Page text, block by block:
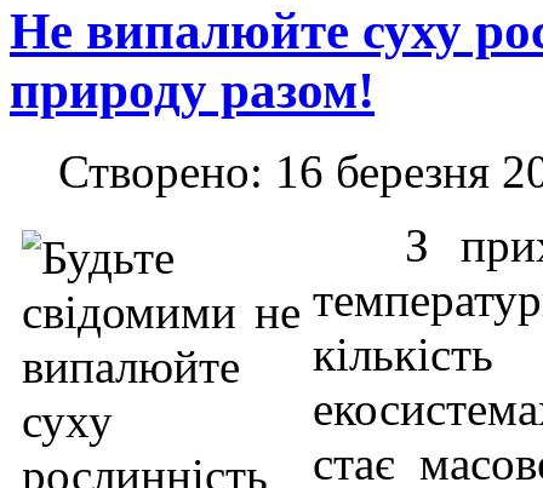
Не випалюйте суху
природу разом!
Створено: 16 березня
З
стає